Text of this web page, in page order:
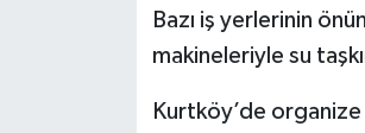
Bazı iş yerlerinin
makineleriyle su
Kurtköy’de organize